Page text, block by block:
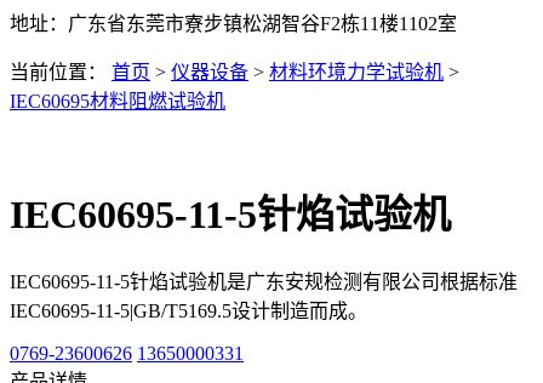
地址：广东省东莞市寮步镇松湖智谷F2栋11楼1102室
当前位置： 首页 > 仪器设备 > 材料环境力学试验机 >
IEC60695材料阻燃试验机
IEC60695-11-5针焰试验机
IEC60695-11-5针焰试验机是广东安规检测有限公司根据标准
IEC60695-11-5|GB/T5169.5设计制造而成。
0769-23600626 13650000331